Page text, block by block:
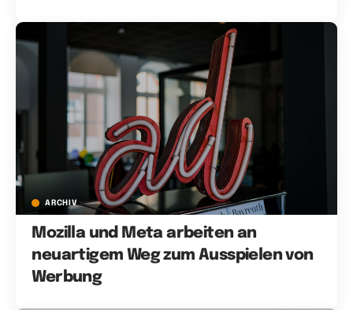
ARCHIV
Mozilla und Meta arbeiten an
neuartigem Weg zum Ausspielen von
Werbung